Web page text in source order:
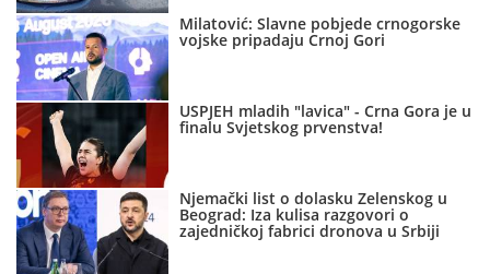
Milatović: Slavne pobjede crnogorske
vojske pripadaju Crnoj Gori
USPJEH mladih "lavica" - Crna Gora je u
finalu Svjetskog prvenstva!
Njemački list o dolasku Zelenskog u
Beograd: Iza kulisa razgovori o
zajedničkoj fabrici dronova u Srbiji